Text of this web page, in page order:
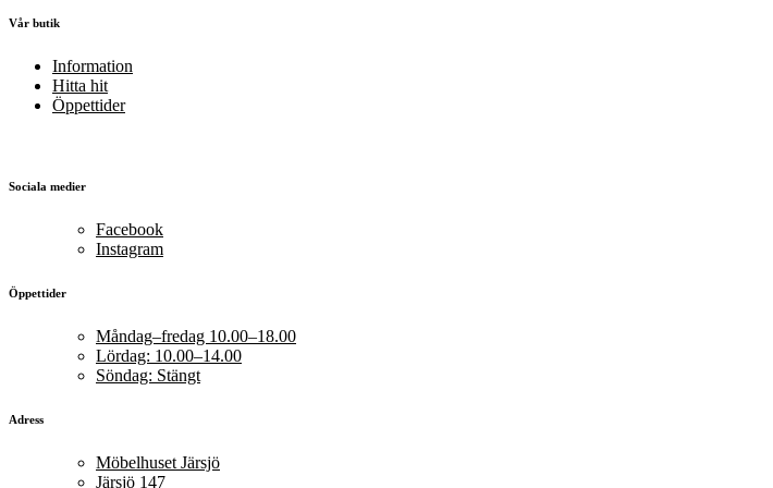
Vår butik
Information
Hitta hit
Öppettider
Sociala medier
Facebook
Instagram
Öppettider
Måndag–fredag 10.00–18.00
Lördag: 10.00–14.00
Söndag: Stängt
Adress
Möbelhuset Järsjö
Järsjö 147